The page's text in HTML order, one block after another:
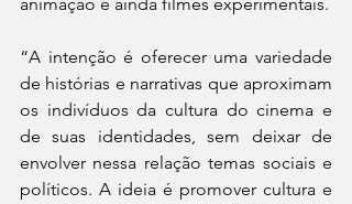
“A intenção é oferecer uma variedade
de histórias e narrativas que aproximam
os indivíduos da cultura do cinema e
de suas identidades, sem deixar de
envolver nessa relação temas sociais e
políticos. A ideia é promover cultura e